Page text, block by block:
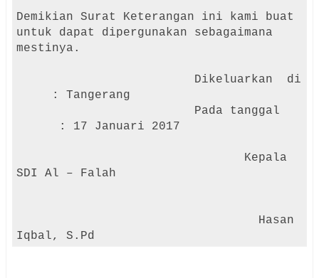
Demikian Surat Keterangan ini kami buat
untuk dapat dipergunakan sebagaimana
mestinya.
Dikeluarkan di
: Tangerang
Pada tanggal
: 17 Januari 2017
Kepala
SDI Al – Falah
Hasan
Iqbal, S.Pd